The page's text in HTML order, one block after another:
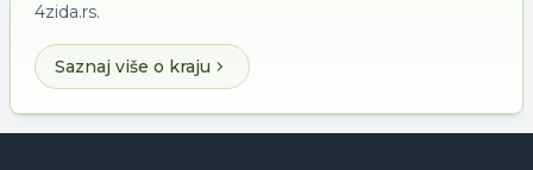
4zida.rs.
Saznaj više o kraju